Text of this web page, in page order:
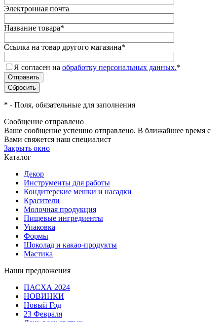
Электронная почта
Название товара*
Ссылка на товар другого магазина*
Я согласен на обработку персональных данных.*
* - Поля, обязательные для заполнения
Сообщение отправлено
Ваше сообщение успешно отправлено. В ближайшее время с
Вами свяжется наш специалист
Закрыть окно
Каталог
Декор
Инструменты для работы
Кондитерские мешки и насадки
Красители
Молочная продукция
Пищевые ингредиенты
Упаковка
Формы
Шоколад и какао-продукты
Мастика
Наши предложения
ПАСХА 2024
НОВИНКИ
Новый Год
23 Февраля